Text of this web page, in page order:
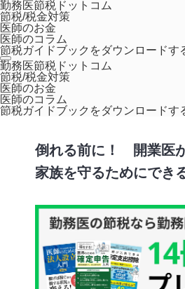
勤務医節税ドットコム
節税/税金対策
医師のお金
医師のコラム
節税ガイドブックをダウンロードす
勤務医節税ドットコム
節税/税金対策
医師のお金
医師のコラム
節税ガイドブックをダウンロードす
ホーム コラム
倒れる前に！ 開業医が
にできること
ライフスタイル
倒れる前に！ 開業医
家族を守るためにでき